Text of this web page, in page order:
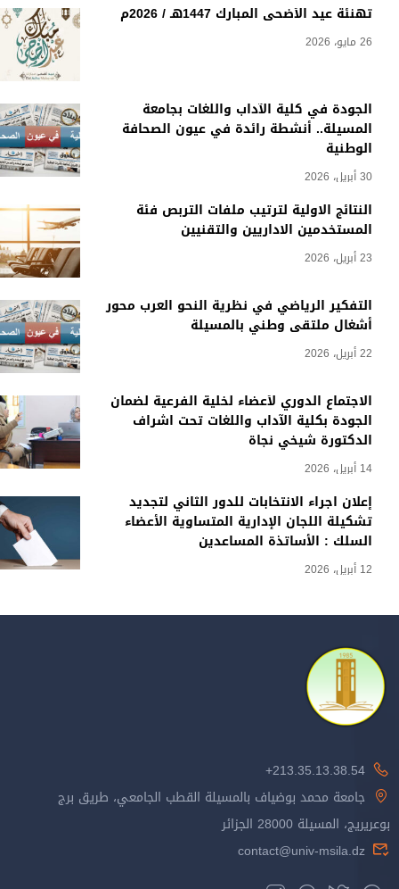
تهنئة عيد الأضحى المبارك 1447هـ / 2026م
26 مايو، 2026
الجودة في كلية الآداب واللغات بجامعة
المسيلة.. أنشطة رائدة في عيون الصحافة
الوطنية
30 أبريل، 2026
النتائج الاولية لترتيب ملفات التربص فئة
المستخدمين الاداريين والتقنيين
23 أبريل، 2026
التفكير الرياضي في نظرية النحو العرب محور
أشغال ملتقى وطني بالمسيلة
22 أبريل، 2026
الاجتماع الدوري لأعضاء لخلية الفرعية لضمان
الجودة بكلية الآداب واللغات تحت اشراف
الدكتورة شيخي نجاة
14 أبريل، 2026
إعلان اجراء الانتخابات للدور الثاني لتجديد
تشكيلة اللجان الإدارية المتساوية الأعضاء
السلك : الأساتذة المساعدين
12 أبريل، 2026
213.35.13.38.54+
جامعة محمد بوضياف بالمسيلة القطب الجامعي، طريق برج
بوعريريج، المسيلة 28000 الجزائر
contact@univ-msila.dz